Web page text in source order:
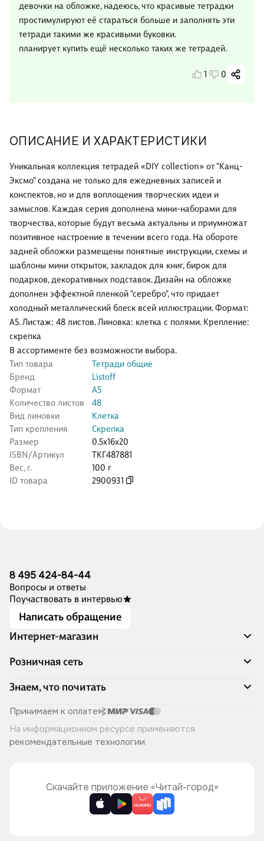
ОПИСАНИЕ И ХАРАКТЕРИСТИКИ
Уникальная коллекция тетрадей «DIY collection» от "Канц-
Эксмо" создана не только для ежедневных записей и
конспектов, но и для воплощения творческих идеи и
замыслов. Каждая серия дополнена мини-наборами для
творчества, которые будут весьма актуальны и приумножат
позитивное настроение в течении всего года. На обороте
задней обложки размещены понятные инструкции, схемы и
шаблоны мини открыток, закладок для книг, бирок для
подарков, декоративных подставок. Дизайн на обложке
дополнен эффектной пленкой "серебро", что придает
холодный металлический блеск всей иллюстрации. Формат:
А5. Листаж: 48 листов. Линовка: клетка с полями. Крепление:
скрепка
В ассортименте без возможности выбора.
Тип товара
Тетради общие
Бренд
Listoff
Формат
А5
Количество листов
48
Вид линовки
Клетка
Тип крепления
Скрепка
Размер
0.5x16x20
ISBN/Артикул
ТКГ487881
Вес, г.
100 г
ID товара
2900931
девочки на обложке, надеюсь, что красивые тетрадки
простимулируют её стараться больше и заполнять эти
тетради такими же красивыми буковки.
планирует купить ещё несколько таких же тетрадей.
1 0
8 495 424-84-44
Вопросы и ответы
Поучаствовать в интервью
Написать обращение
Интернет-магазин
Акции
Доставка и оплата
Программа лояльности
Подарочные сертификаты
Правила продажи
Политика конфиденциальности
Розничная сеть
Адреса магазинов
Книжный Дозор
О компании
Читай-город для бизнеса
Хотите у нас работать?
Знаем, что почитать
Скоро в продаже
Лучшие из лучших
Читай-журнал
Принимаем к оплате
На информационном ресурсе применяются
рекомендательные технологии.
Скачайте приложение «Читай-город»